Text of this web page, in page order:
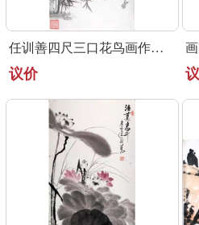
任训善四尺三口花鸟画作品《事事大吉》
议价